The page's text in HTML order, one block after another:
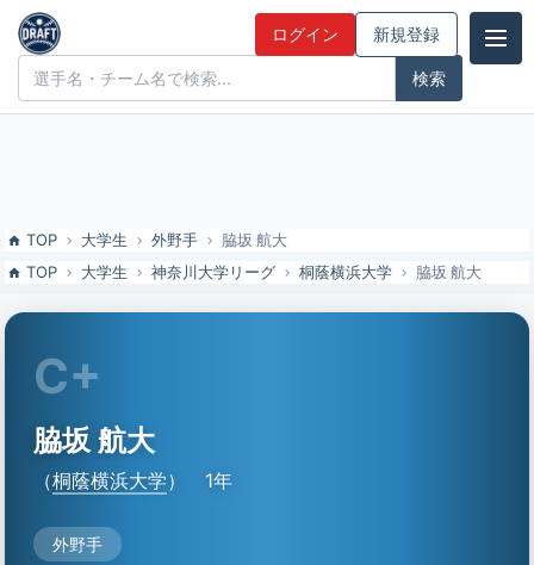
脇坂 航大（桐蔭横浜大）の特徴とドラフト評価 | ドラフト候補とみん
なの評価
ドラフト候補とみんなの評価 ログイン 新規登録
TOP 大学生 外野手
脇坂 航大
TOP
大学生 神奈川大学リーグ 桐蔭横浜大学 脇坂 航大
C+
脇坂 航大
（桐蔭横浜大学） 1年
外野手